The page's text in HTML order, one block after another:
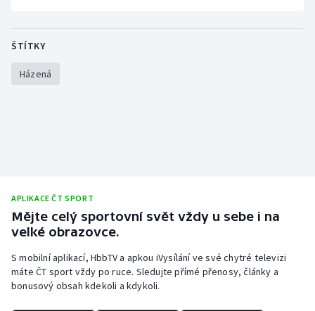
ŠTÍTKY
Házená
APLIKACE ČT SPORT
Mějte celý sportovní svět vždy u sebe i na
velké obrazovce.
S mobilní aplikací, HbbTV a apkou iVysílání ve své chytré televizi
máte ČT sport vždy po ruce. Sledujte přímé přenosy, články a
bonusový obsah kdekoli a kdykoli.